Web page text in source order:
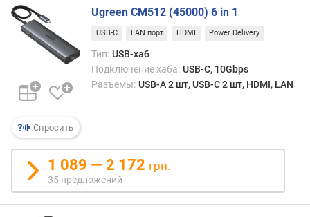
о
т
д
е
в
х
к
д
о
р
о
Спросить
Ugreen CM512 (45000) 6 in 1
USB-C LAN порт HDMI Power Delivery
Тип: USB-хаб
Подключение хаба: USB-C, 10Gbps
Разъемы: USB-A 2 шт, USB-C 2 шт, HDMI, LAN
1 089 — 2 172 грн.
35 предложений